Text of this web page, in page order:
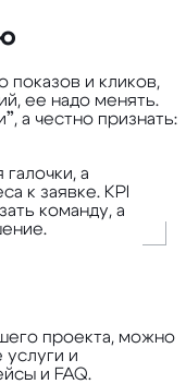
показов и кликов,
ее надо менять.
а честно признать:
а
к заявке. KPI
команду, а
проекта, можно
и
и FAQ.